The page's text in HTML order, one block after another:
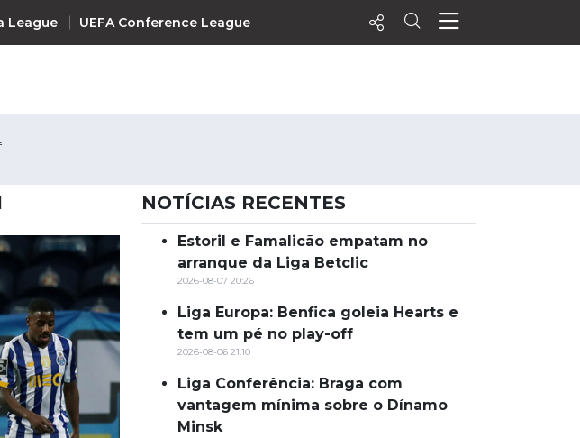
League UEFA Conference League
League
Agenda
Vídeos
Notícias
MatchStories
NOTÍCIAS RECENTES
Estoril e Famalicão empatam no
arranque da Liga Betclic
2026-08-07 20:26
Liga Europa: Benfica goleia Hearts e
tem um pé no play-off
2026-08-06 21:10
Liga Conferência: Braga com
vantagem mínima sobre o Dínamo
Minsk